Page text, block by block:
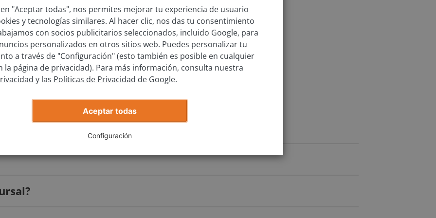
es el modelo?
año se matriculó?
Obtener tasación
"Aceptar todas", nos permites mejorar tu experiencia de usuario
y tecnologías similares. Al hacer clic, nos das tu consentimiento
con socios publicitarios seleccionados, incluido Google, para
personalizados en otros sitios web. Puedes personalizar tu
a través de "Configuración" (esto también es posible en cualquier
la página de privacidad). Para más información, consulta nuestra
y las Políticas de Privacidad de Google.
Aceptar todas
Configuración